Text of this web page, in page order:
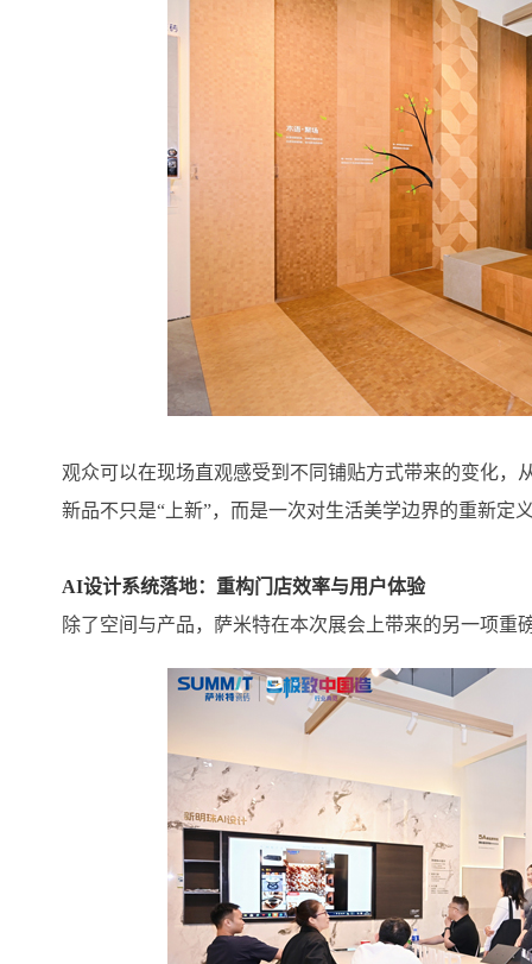
观众可以在现场直观感受到不同铺贴方式带来的变化，
新品不只是“上新”，而是一次对生活美学边界的重新定
AI设计系统落地：重构门店效率与用户体验
除了空间与产品，萨米特在本次展会上带来的另一项重